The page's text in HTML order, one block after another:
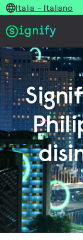
Italia - Italiano